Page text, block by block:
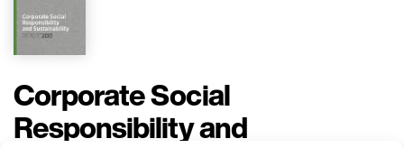
Corporate Social
Responsibility and